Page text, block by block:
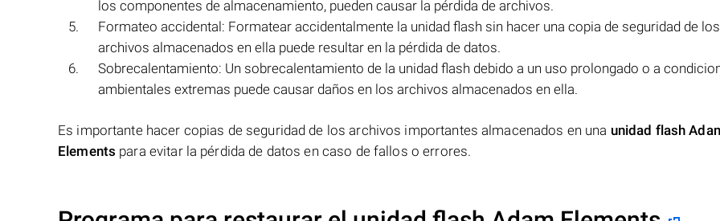
los componentes de almacenamiento, pueden causar la pérdida de archivos.
Formateo accidental: Formatear accidentalmente la unidad flash sin hacer una copia de seguridad de los
archivos almacenados en ella puede resultar en la pérdida de datos.
Sobrecalentamiento: Un sobrecalentamiento de la unidad flash debido a un uso prolongado o a
ambientales extremas puede causar daños en los archivos almacenados en ella.
Es importante hacer copias de seguridad de los archivos importantes almacenados en una unidad flash
Elements para evitar la pérdida de datos en caso de fallos o errores.